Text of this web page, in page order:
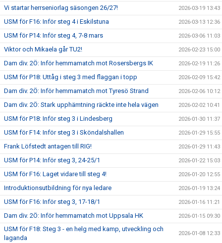
Vi startar herrseniorlag säsongen 26/27! 2026-03-19 13:43
USM för F16: Inför steg 4 i Eskilstuna 2026-03-13 12:36
USM för P14: Inför steg 4, 7-8 mars 2026-03-06 11:03
Viktor och Mikaela går TU2! 2026-02-23 15:00
Dam div. 2Ö: Inför hemmamatch mot Rosersbergs IK 2026-02-19 11:26
USM för P18: Uttåg i steg 3 med flaggan i topp 2026-02-09 15:42
Dam div. 2Ö: Inför hemmamatch mot Tyresö Strand 2026-02-06 10:12
Dam div. 2Ö: Stark upphämtning räckte inte hela vägen 2026-02-02 10:41
USM för P18: Inför steg 3 i Lindesberg 2026-01-30 11:37
USM för F14: Inför steg 3 i Sköndalshallen 2026-01-29 15:55
Frank Löfstedt antagen till RIG! 2026-01-29 11:43
USM för P14: Inför steg 3, 24-25/1 2026-01-22 15:03
USM för F16: Laget vidare till steg 4! 2026-01-20 12:55
Introduktionsutbildning för nya ledare 2026-01-19 13:24
USM för F16: Inför steg 3, 17-18/1 2026-01-16 11:21
Dam div. 2Ö: Inför hemmamatch mot Uppsala HK 2026-01-15 09:30
USM för F18: Steg 3 - en helg med kamp, utveckling och
laganda
2026-01-08 12:33